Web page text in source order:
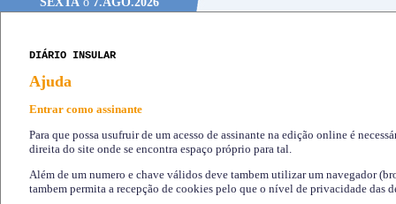
DIÁRIO INSULAR
Ajuda
Entrar como assinante
Para que possa usufruir de um acesso de assinante na edição online é
direita do site onde se encontra espaço próprio para tal.
Além de um numero e chave válidos deve tambem utilizar um navegador
tambem permita a recepção de cookies pelo que o nível de privacidade das